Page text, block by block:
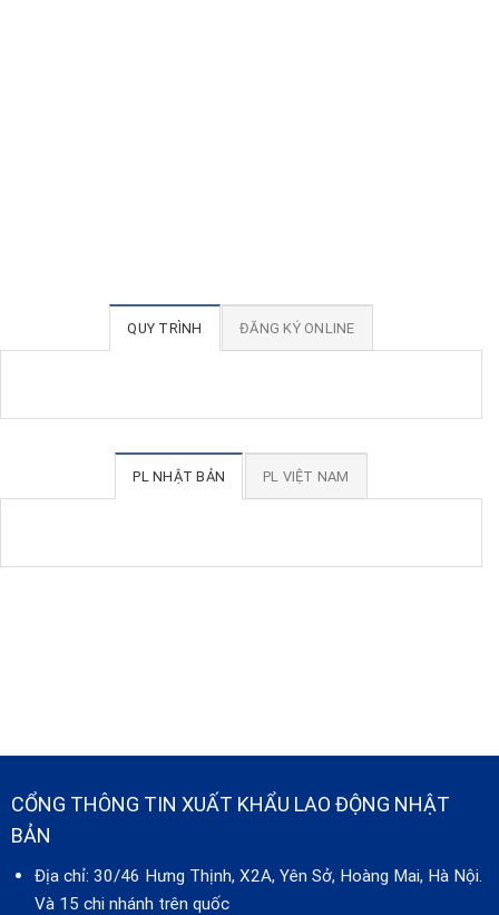
QUY TRÌNH ĐĂNG KÝ ONLINE
PL NHẬT BẢN PL VIỆT NAM
CỔNG THÔNG TIN XUẤT KHẨU LAO ĐỘNG NHẬT
BẢN
Địa chỉ: 30/46 Hưng Thịnh, X2A, Yên Sở, Hoàng Mai, Hà Nội.
Và 15 chi nhánh trên quốc